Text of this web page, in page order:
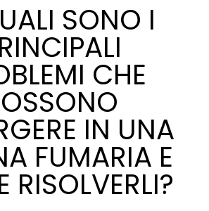
SONO I
CHE
IN UNA
FUMARIA E
RISOLVERLI?